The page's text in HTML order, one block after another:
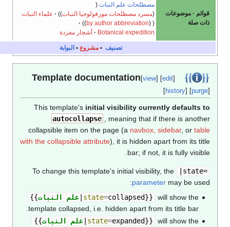
موضوعات
مصطلحات علم النبات
مسرد مصطلحات مورفولوجيا النبات
علماء النبات
by author abbreviation
Botanical expedition
أشجار مفردة
مشروع•البوابة
view] [edit]
[history
This template'sinitial visibility currently
autocollapse , meaning that if there is
collapsible item on the page (anavbox, sidebar
with the collapsible attribute), it is hidden apart from
bar; if not, it is fully
To change this template's initial visibility, the
parametermay be
{{علم النبات|state=collapsed}} will show
template collapsed, i.e. hidden apart from its title
{{علم النبات|state=expanded}} will show